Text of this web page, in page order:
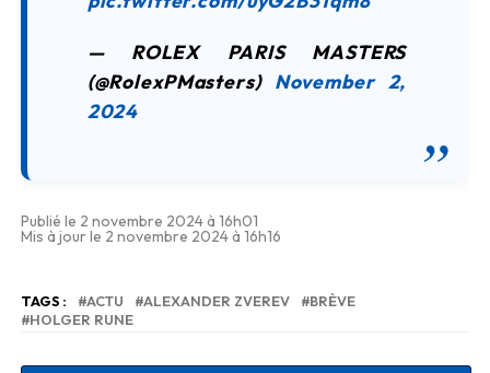
— ROLEX PARIS MASTERS
(@RolexPMasters) November 2,
2024
Publié le 2 novembre 2024 à 16h01
Mis à jour le 2 novembre 2024 à 16h16
TAGS : ACTU ALEXANDER ZVEREV
BRÈVE
HOLGER RUNE